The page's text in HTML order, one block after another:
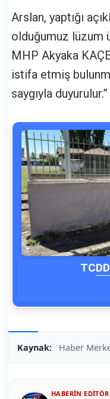
Arslan, yaptığı
olduğumuz lüzum
MHP Akyaka
istifa etmiş
saygıyla
Kaynak: Haber
HABERIN